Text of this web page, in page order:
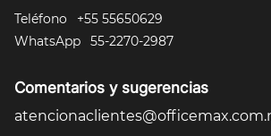
Teléfono
+55 55650629
WhatsApp
55-2270-2987
Comentarios y sugerencias